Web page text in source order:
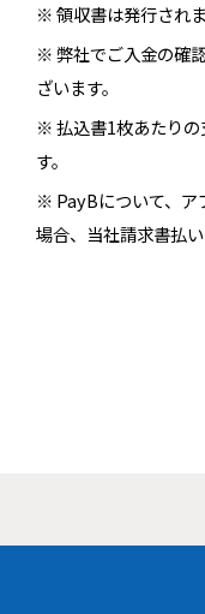
※ 領収書は発行されま
※ 弊社でご入金の確
ざいます。
※ 払込書1枚あたりの
す。
※ PayBについて、ア
場合、当社請求書払